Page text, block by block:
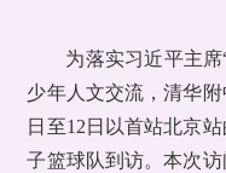
为落实习近平主
少年人文交流，清华
日至12日以首站北京
子篮球队到访。本次